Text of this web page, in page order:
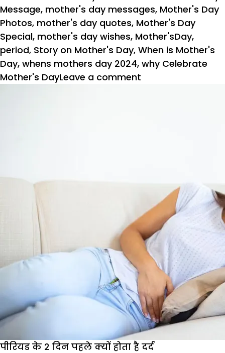
Message, mother's day messages, Mother's Day
Photos, mother's day quotes, Mother's Day
Special, mother's day wishes, Mother'sDay,
period, Story on Mother's Day, When is Mother's
Day, whens mothers day 2024, why Celebrate
Mother's DayLeave a comment
दिखाई
समझदारी
पीरियड के 2 दिन पहले क्यों होता है दर्द